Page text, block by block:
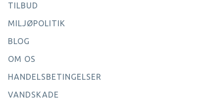
TILBUD
MILJØPOLITIK
BLOG
OM OS
HANDELSBETINGELSER
VANDSKADE